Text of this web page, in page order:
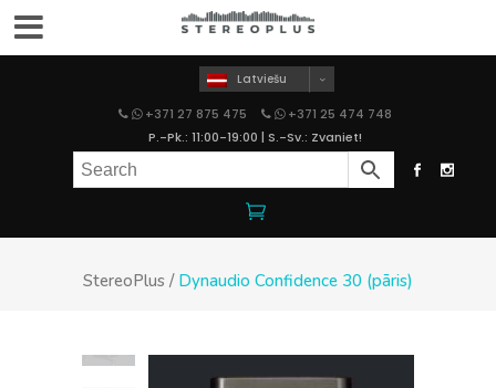
Latviešu
+371 27 875 475
+371 25 474 748
P.-Pk.: 11:00-19:00 | S.-Sv.: Zvaniet!
StereoPlus / Dynaudio Confidence 30 (pāris)